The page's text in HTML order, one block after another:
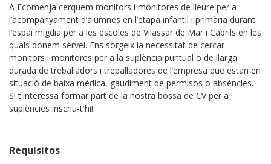
A Ecomenja cerquem monitors i monitores de lleure per a
l’acompanyament d’alumnes en l’etapa infantil i primària durant
l’espai migdia per a les escoles de Vilassar de Mar i Cabrils en les
quals donem servei. Ens sorgeix la necessitat de cercar
monitors i monitores per a la suplència puntual o de llarga
durada de treballadors i treballadores de l’empresa que estan en
situació de baixa mèdica, gaudiment de permisos o absències.
Si t'interessa formar part de la nostra bossa de CV per a
suplències inscriu-t'hi!
Requisitos